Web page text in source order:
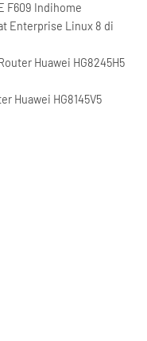
F609 Indihome
Enterprise Linux 8 di
Huawei HG8245H5
Huawei HG8145V5